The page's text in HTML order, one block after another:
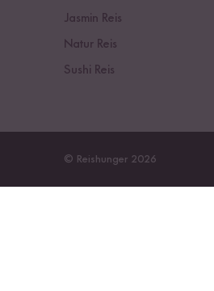
Jasmin Reis
Natur Reis
Sushi Reis
© Reishunger 2026